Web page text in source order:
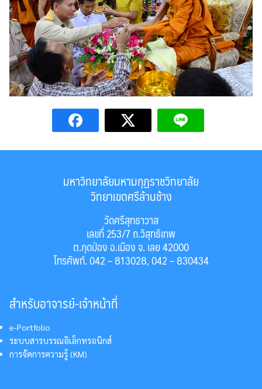
มหาวิทยาลัยมหามกุฏราชวิทยาลัย
วิทยาเขตศรีล้านช้าง
วัดศรีสุทธาวาส
เลขที่ 253/7 ถ.วิสุทธิเทพ
ต.กุดป่อง อ.เมือง จ. เลย 42000
โทรศัพท์. 042 – 813028, 042 – 830434
สำหรับอาจารย์-เจ้าหน้าที่
e-Portfolio
ระบบสารบรรณอิเล็กทรอนิกส์
การจัดการความรู้ (KM)